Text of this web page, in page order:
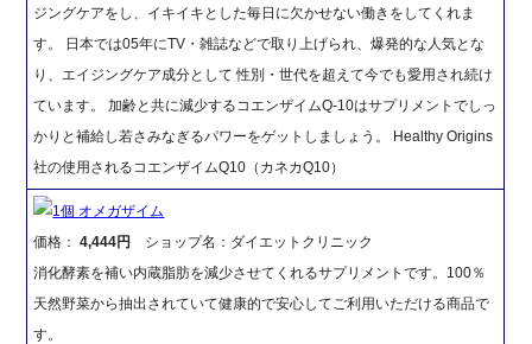
ジングケアをし、イキイキとした毎日に欠かせない働きをしてくれま
す。 日本では05年にTV・雑誌などで取り上げられ、爆発的な人気とな
り、エイジングケア成分として 性別・世代を超えて今でも愛用され続け
ています。 加齢と共に減少するコエンザイムQ-10はサプリメントでしっ
かりと補給し若さみなぎるパワーをゲットしましょう。 Healthy Origins
社の使用されるコエンザイムQ10（カネカQ10）
1個 オメガザイム
価格：4,444円
ショップ名：ダイエットクリニック
消化酵素を補い内蔵脂肪を減少させてくれるサプリメントです。100％
天然野菜から抽出されていて健康的で安心してご利用いただける商品で
す。